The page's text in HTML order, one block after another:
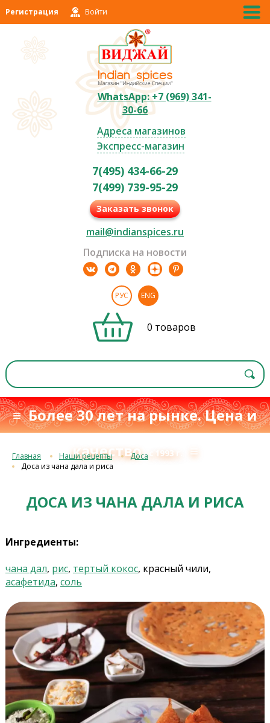
Регистрация Войти
WhatsApp: +7 (969) 341-
30-66
Адреса магазинов
Экспресс-магазин
7(495) 434-66-29
7(499) 739-95-29
Заказать звонок
mail@indianspices.ru
Подписка на новости
РУС ENG
0 товаров
≡ Более 30 лет на рынке. Цена и
качество с 1993 г. ≡
Главная Наши рецепты
Доса
Доса из чана дала и риса
ДОСА ИЗ ЧАНА ДАЛА И РИСА
Ингредиенты:
чана дал, рис, тертый кокос, красный чили,
асафетида, соль